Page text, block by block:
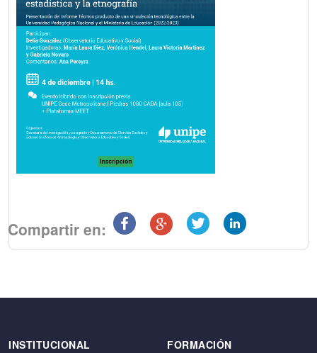
Compartir en:
INSTITUCIONAL FORMACIÓN